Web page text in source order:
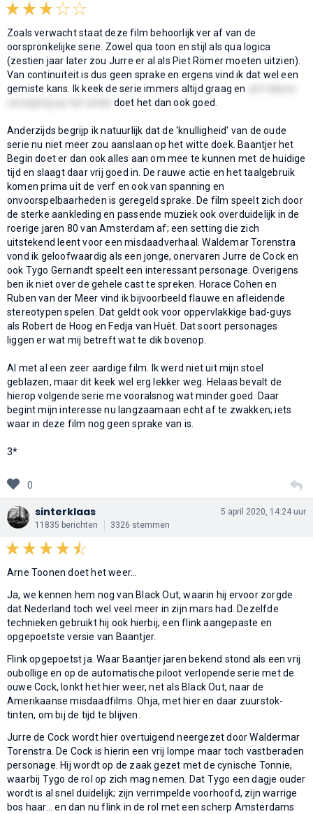
Zoals verwacht staat deze film behoorlijk ver af van de
oorspronkelijke serie. Zowel qua toon en stijl als qua logica
(zestien jaar later zou Jurre er al als Piet Römer moeten uitzien).
Van continuïteit is dus geen sprake en ergens vind ik dat wel een
gemiste kans. Ik keek de serie immers altijd graag en
doet het dan ook goed.
Anderzijds begrijp ik natuurlijk dat de 'knulligheid' van de oude
serie nu niet meer zou aanslaan op het witte doek. Baantjer het
Begin doet er dan ook alles aan om mee te kunnen met de huidige
tijd en slaagt daar vrij goed in. De rauwe actie en het taalgebruik
komen prima uit de verf en ook van spanning en
onvoorspelbaarheden is geregeld sprake. De film speelt zich door
de sterke aankleding en passende muziek ook overduidelijk in de
roerige jaren 80 van Amsterdam af; een setting die zich
uitstekend leent voor een misdaadverhaal. Waldemar Torenstra
vond ik geloofwaardig als een jonge, onervaren Jurre de Cock en
ook Tygo Gernandt speelt een interessant personage. Overigens
ben ik niet over de gehele cast te spreken. Horace Cohen en
Ruben van der Meer vind ik bijvoorbeeld flauwe en afleidende
stereotypen spelen. Dat geldt ook voor oppervlakkige bad-guys
als Robert de Hoog en Fedja van Huêt. Dat soort personages
liggen er wat mij betreft wat te dik bovenop.
Al met al een zeer aardige film. Ik werd niet uit mijn stoel
geblazen, maar dit keek wel erg lekker weg. Helaas bevalt de
hierop volgende serie me vooralsnog wat minder goed. Daar
begint mijn interesse nu langzaamaan echt af te zwakken; iets
waar in deze film nog geen sprake van is.
3*
0
sinterklaas
11835 berichten 3326 stemmen
5 april 2020, 14:24 uur
Arne Toonen doet het weer...
Ja, we kennen hem nog van Black Out, waarin hij ervoor zorgde
dat Nederland toch wel veel meer in zijn mars had. Dezelfde
technieken gebruikt hij ook hierbij; een flink aangepaste en
opgepoetste versie van Baantjer.
Flink opgepoetst ja. Waar Baantjer jaren bekend stond als een vrij
oubollige en op de automatische piloot verlopende serie met de
ouwe Cock, lonkt het hier weer, net als Black Out, naar de
Amerikaanse misdaadfilms. Ohja, met hier en daar zuurstok-
tinten, om bij de tijd te blijven.
Jurre de Cock wordt hier overtuigend neergezet door Waldermar
Torenstra. De Cock is hierin een vrij lompe maar toch vastberaden
personage. Hij wordt op de zaak gezet met de cynische Tonnie,
waarbij Tygo de rol op zich mag nemen. Dat Tygo een dagje ouder
wordt is al snel duidelijk; zijn verrimpelde voorhoofd, zijn warrige
bos haar... en dan nu flink in de rol met een scherp Amsterdams